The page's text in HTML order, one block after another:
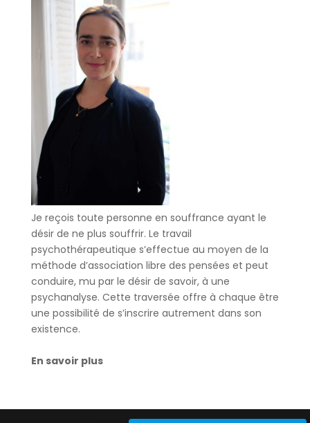
Je reçois toute personne en souffrance ayant le
désir de ne plus souffrir. Le travail
psychothérapeutique s’effectue au moyen de la
méthode d’association libre des pensées et peut
conduire, mu par le désir de savoir, à une
psychanalyse. Cette traversée offre à chaque être
une possibilité de s’inscrire autrement dans son
existence.
En savoir plus